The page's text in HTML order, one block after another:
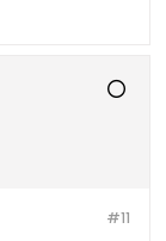
#11